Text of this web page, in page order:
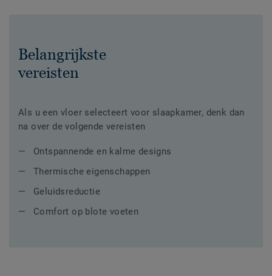
Belangrijkste
vereisten
Als u een vloer selecteert voor slaapkamer, denk dan
na over de volgende vereisten
Ontspannende en kalme designs
Thermische eigenschappen
Geluidsreductie
Comfort op blote voeten